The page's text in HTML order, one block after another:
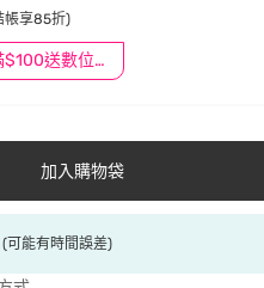
滿$100送數位印花
帳享85折)
加入購物袋
可能有時間誤差)